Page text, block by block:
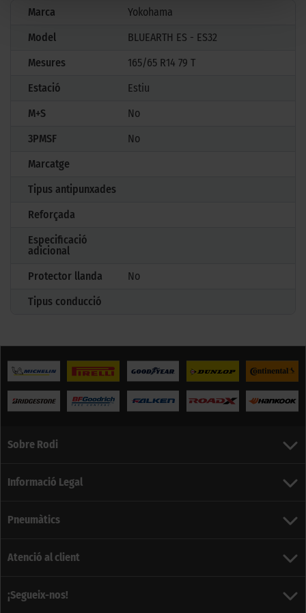
Marca
Yokohama
Model
BLUEARTH ES - ES32
Mesures
165/65 R14 79 T
Estació
Estiu
M+S
No
3PMSF
No
Marcatge
Tipus antipunxades
Reforçada
Especificació
adicional
Protector llanda
No
Tipus conducció
Sobre Rodi
Informació Legal
Pneumàtics
Atenció al client
¡Segueix-nos!